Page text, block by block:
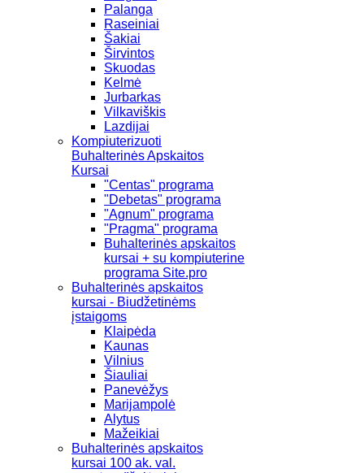
Palanga
Raseiniai
Šakiai
Širvintos
Skuodas
Kelmė
Jurbarkas
Vilkaviškis
Lazdijai
Kompiuterizuoti
Buhalterinės Apskaitos
Kursai
"Centas" programa
"Debetas" programa
"Agnum" programa
"Pragma" programa
Buhalterinės apskaitos
kursai + su kompiuterine
programa Site.pro
Buhalterinės apskaitos
kursai - Biudžetinėms
įstaigoms
Klaipėda
Kaunas
Vilnius
Šiauliai
Panevėžys
Marijampolė
Alytus
Mažeikiai
Buhalterinės apskaitos
kursai 100 ak. val.